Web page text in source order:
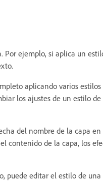
ejemplo, si aplica un
aplicando varios
los ajustes de un estilo
del nombre de la capa en
contenido de la capa, los
puede editar el estilo de